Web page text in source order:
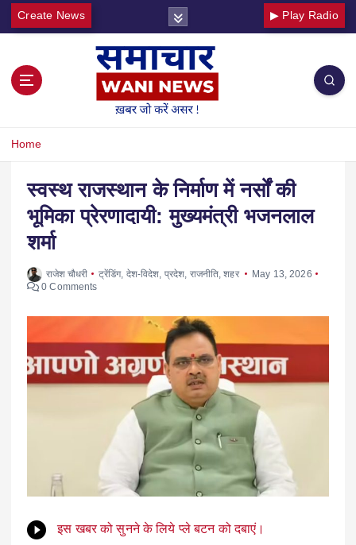
Create News ▶ Play Radio
Home
स्वस्थ राजस्थान के निर्माण में नर्सों की
भूमिका प्रेरणादायी: मुख्यमंत्री भजनलाल
शर्मा
राजेश चौधरी ट्रेंडिंग, देश-विदेश प्रदेश राजनीति ,शहर
May 13, 2026
0 Comments
इस खबर को सुनने के लिये प्ले बटन को दबाएं।